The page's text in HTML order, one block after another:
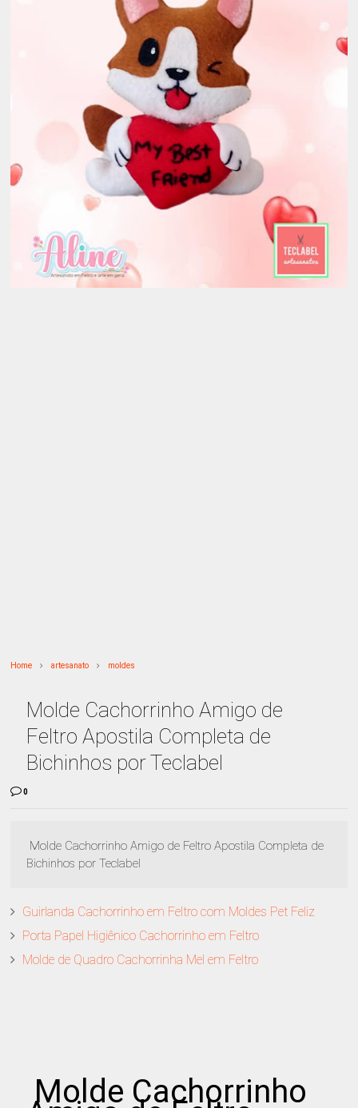
Home artesanato moldes
Molde Cachorrinho Amigo de
Feltro Apostila Completa de
Bichinhos por Teclabel
0
Molde Cachorrinho Amigo de Feltro Apostila Completa de
Bichinhos por Teclabel
Guirlanda Cachorrinho em Feltro com Moldes Pet Feliz
Porta Papel Higiênico Cachorrinho em Feltro
Molde de Quadro Cachorrinha Mel em Feltro
Molde Cachorrinho